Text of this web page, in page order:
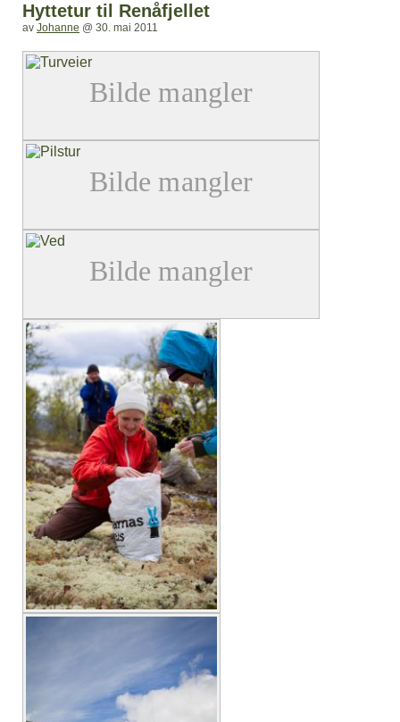
Hyttetur til Renåfjellet
av Johanne @ 30. mai 2011